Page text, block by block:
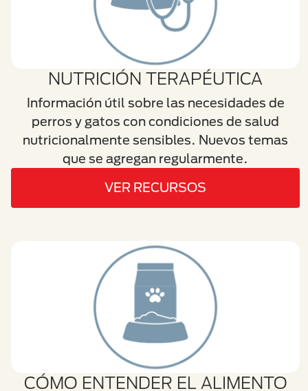
NUTRICIÓN TERAPÉUTICA
Información útil sobre las necesidades de
perros y gatos con condiciones de salud
nutricionalmente sensibles. Nuevos temas
que se agregan regularmente.
VER RECURSOS
CÓMO ENTENDER EL ALIMENTO